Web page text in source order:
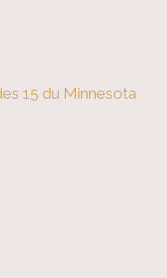
15 du Minnesota